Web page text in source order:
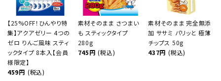
【25%OFF！ひんやり特
集】アクアゼリー 4つの
ゼロ りんご風味 スティ
ックタイプ 8本入【会員
様限定】
459円 (税込)
素材そのまま さつまい
も スティックタイプ
280g
745円 (税込)
素材そのまま 完全無添
加 ササミ パリッと 極薄
チップス 50g
437円 (税込)